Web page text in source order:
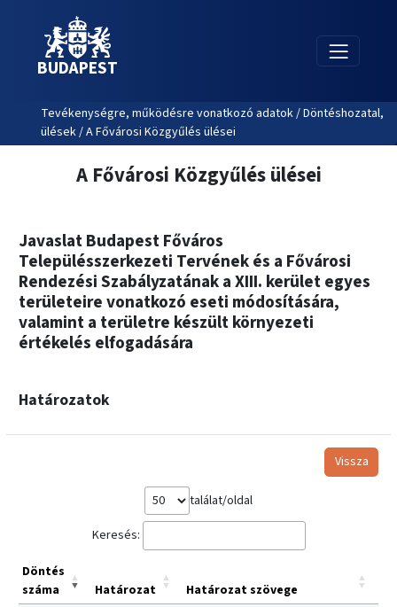
BUDAPEST
Tevékenységre, működésre vonatkozó adatok / Döntéshozatal,
ülések / A Fővárosi Közgyűlés ülései
A Fővárosi Közgyűlés ülései
Javaslat Budapest Főváros
Településszerkezeti Tervének és a Fővárosi
Rendezési Szabályzatának a XIII. kerület egyes
területeire vonatkozó eseti módosítására,
valamint a területre készült környezeti
értékelés elfogadására
Határozatok
Vissza
találat/oldal
Keresés:
Döntés
száma
Határozat
Határozat szövege